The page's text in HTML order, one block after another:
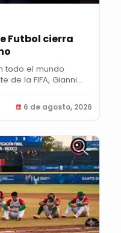
Futbol cierra
todo el mundo
de la FIFA, Gianni...
6 de agosto, 2026